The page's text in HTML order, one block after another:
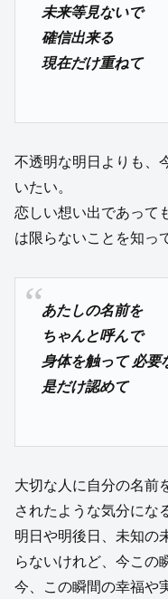
未来等見ないで
確信出来る
現在だけ重ねて
不透明な明日よりも、
いたい。
恋しい想い出であって
は限らないことを知っ
あたしの名前を
ちゃんと呼んで
身体を触って 必要
是だけ認めて
大切な人に自分の名前
されたような気分にな
明日や明後日、未知の
らないけれど、今この
今、この瞬間の幸福や